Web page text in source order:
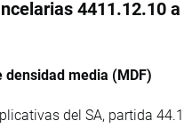
4411.12.10 a
media (MDF)
del SA, partida